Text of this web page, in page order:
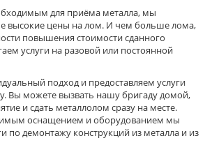
для приёма металла, мы
высокие цены на лом. И чем больше лома,
повышения стоимости сданного
услуги на разовой или постоянной
подход и предоставляем услуги
Вы можете вызвать нашу бригаду домой,
и сдать металлолом сразу на месте.
оснащением и оборудованием мы
по демонтажу конструкций из металла и из